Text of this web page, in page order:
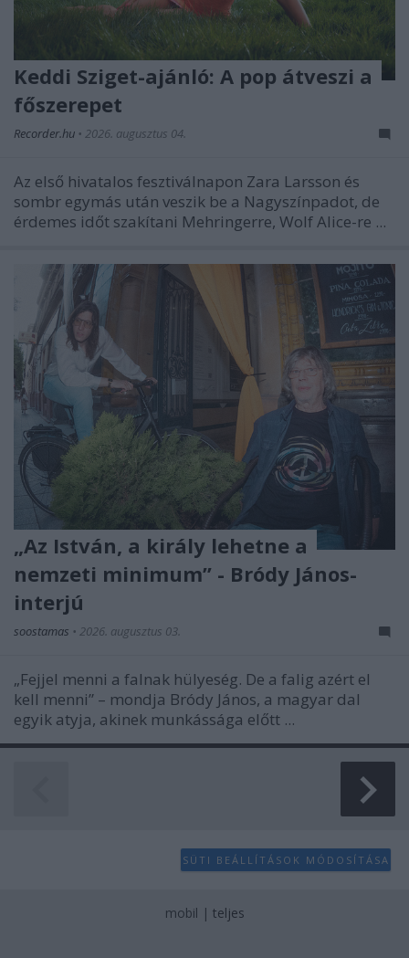
Keddi Sziget-ajánló: A pop átveszi a
főszerepet
Recorder.hu • 2026. augusztus 04.
Az első hivatalos fesztiválnapon Zara Larsson és
sombr egymás után veszik be a Nagyszínpadot, de
érdemes időt szakítani Mehringerre, Wolf Alice-re ...
„Az István, a király lehetne a
nemzeti minimum” - Bródy János-
interjú
soostamas • 2026. augusztus 03.
„Fejjel menni a falnak hülyeség. De a falig azért el
kell menni” – mondja Bródy János, a magyar dal
egyik atyja, akinek munkássága előtt ...
SÜTI BEÁLLÍTÁSOK MÓDOSÍTÁSA
mobil | teljes